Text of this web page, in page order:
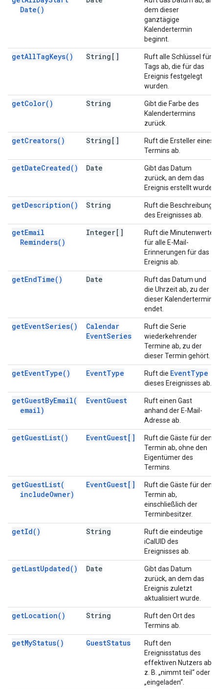
Date( )
dem dieser
ganztägige
Kalendertermin
beginnt.
getAllTagKeys( ) String[]
Ruft alle Schlüssel für
Tags ab, die für das
Ereignis festgelegt
wurden.
getColor( ) String
Gibt die Farbe des
Kalendertermins
zurück.
getCreators( ) String[]
Ruft die Ersteller eines
Termins ab.
getDateCreated( ) Date
Gibt das Datum
zurück, an dem das
Ereignis erstellt wurde.
getDescription( ) String
Ruft die Beschreibung
des Ereignisses ab.
getEmail
Reminders( )
Integer[]
Ruft die Minutenwerte
für alle E-Mail-
Erinnerungen für das
Ereignis ab.
getEndTime( ) Date
Ruft das Datum und
die Uhrzeit ab, zu der
dieser Kalendertermin
endet.
getEventSeries( )
Calendar
EventSeries
Ruft die Serie
wiederkehrender
Termine ab, zu der
dieser Termin gehört.
getEventType( ) EventType Ruft die EventType
dieses Ereignisses ab.
getGuestByEmail(
email)
EventGuest
Ruft einen Gast
anhand der E‑Mail-
Adresse ab.
getGuestList( ) EventGuest[]
Ruft die Gäste für den
Termin ab, ohne den
Eigentümer des
Termins.
getGuestList(
includeOwner)
EventGuest[]
Ruft die Gäste für den
Termin ab,
einschließlich der
Terminbesitzer.
getId( ) String
Ruft die eindeutige
iCalUID des
Ereignisses ab.
getLastUpdated( ) Date
Gibt das Datum
zurück, an dem das
Ereignis zuletzt
aktualisiert wurde.
getLocation( ) String
Ruft den Ort des
Termins ab.
getMyStatus( ) GuestStatus
Ruft den
Ereignisstatus des
effektiven Nutzers ab,
z. B. „nimmt teil“ oder
„eingeladen“.